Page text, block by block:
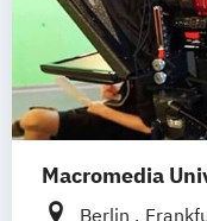
Macromedia
Berlin